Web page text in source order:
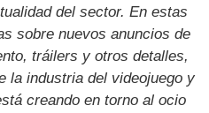
del sector. En estas
sobre nuevos anuncios de
tráilers y otros detalles,
la industria del videojuego y
creando en torno al ocio